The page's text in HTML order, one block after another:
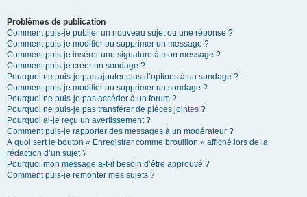
Problèmes de publication
Comment puis-je publier un nouveau sujet ou une réponse ?
Comment puis-je modifier ou supprimer un message ?
Comment puis-je insérer une signature à mon message ?
Comment puis-je créer un sondage ?
Pourquoi ne puis-je pas ajouter plus d’options à un sondage ?
Comment puis-je modifier ou supprimer un sondage ?
Pourquoi ne puis-je pas accéder à un forum ?
Pourquoi ne puis-je pas transférer de pièces jointes ?
Pourquoi ai-je reçu un avertissement ?
Comment puis-je rapporter des messages à un modérateur ?
À quoi sert le bouton « Enregistrer comme brouillon » affiché lors de la
rédaction d’un sujet ?
Pourquoi mon message a-t-il besoin d’être approuvé ?
Comment puis-je remonter mes sujets ?